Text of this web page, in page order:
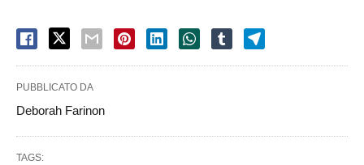
PUBBLICATO DA
Deborah Farinon
TAGS: